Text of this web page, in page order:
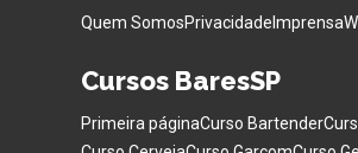
Quem SomosPrivacidadeImprensa
Cursos BaresSP
Primeira páginaCurso Bartender